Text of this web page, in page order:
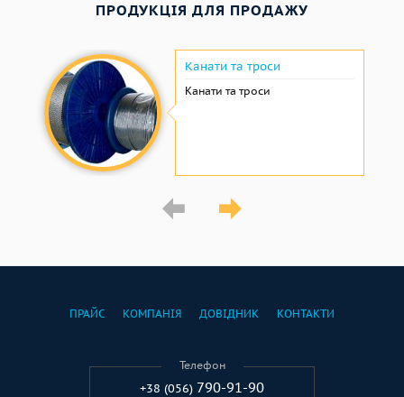
ПРОДУКЦІЯ ДЛЯ ПРОДАЖУ
Канати та троси
Канати та троси
ПРАЙС КОМПАНІЯ ДОВІДНИК КОНТАКТИ
Телефон
+38 (056) 790-91-90